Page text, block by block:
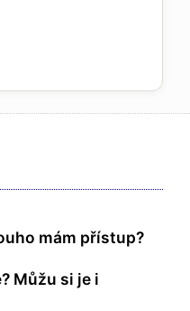
mám přístup?
Můžu si je i